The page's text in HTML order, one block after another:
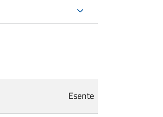
Esente